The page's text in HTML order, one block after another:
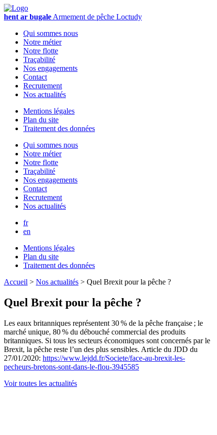
hent ar bugale Armement de pêche Loctudy
Qui sommes nous
Notre métier
Notre flotte
Traçabilité
Nos engagements
Contact
Recrutement
Nos actualités
Mentions légales
Plan du site
Traitement des données
Qui sommes nous
Notre métier
Notre flotte
Traçabilité
Nos engagements
Contact
Recrutement
Nos actualités
fr
en
Mentions légales
Plan du site
Traitement des données
Accueil > Nos actualités > Quel Brexit pour la pêche ?
Quel Brexit pour la pêche ?
Les eaux britanniques représentent 30 % de la pêche française ; le
marché unique, 80 % du débouché commercial des produits
britanniques. Si tous les secteurs économiques sont concernés par le
Brexit, la pêche reste l’un des plus sensibles. Article du JDD du
27/01/2020: https://www.lejdd.fr/Societe/face-au-brexit-les-
pecheurs-bretons-sont-dans-le-flou-3945585
Voir toutes les actualités